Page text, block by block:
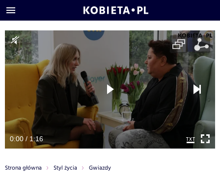
0:00 / 1:16
Strona główna Styl życia Gwiazdy